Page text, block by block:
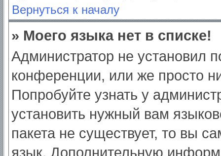
Вернуться к началу
» Моего языка нет в списке!
Администратор не установил
конференции, или же просто
Попробуйте узнать у
установить нужный вам
пакета не существует, то вы
язык. Дополнительную